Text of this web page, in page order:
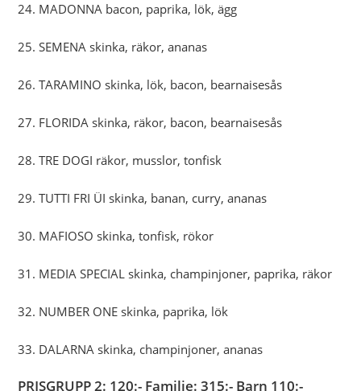
24. MADONNA bacon, paprika, lök, ägg
25. SEMENA skinka, räkor, ananas
26. TARAMINO skinka, lök, bacon, bearnaisesås
27. FLORIDA skinka, räkor, bacon, bearnaisesås
28. TRE DOGI räkor, musslor, tonfisk
29. TUTTI FRI ÜI skinka, banan, curry, ananas
30. MAFIOSO skinka, tonfisk, rökor
31. MEDIA SPECIAL skinka, champinjoner, paprika, räkor
32. NUMBER ONE skinka, paprika, lök
33. DALARNA skinka, champinjoner, ananas
PRISGRUPP 2: 120:- Familje: 315:- Barn 110:-